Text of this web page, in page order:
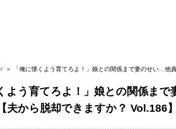
＞ 「俺に懐くよう育てろよ！」娘との関係まで妻のせい…他
よう育てろよ！」娘との関係ま
夫から脱却できますか？ Vol.186】